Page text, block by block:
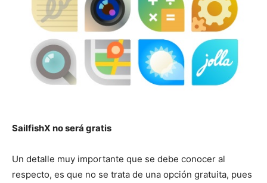
SailfishX no será gratis
Un detalle muy importante que se debe conocer al
respecto, es que no se trata de una opción gratuita, pues